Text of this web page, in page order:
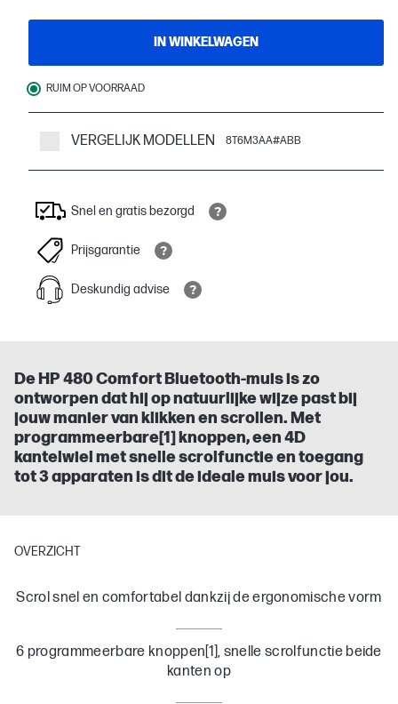
IN WINKELWAGEN
RUIM OP VOORRAAD
VERGELIJK MODELLEN 8T6M3AA#ABB
Snel en gratis bezorgd
Prijsgarantie
Deskundig advise
De HP 480 Comfort Bluetooth-muis is zo
ontworpen dat hij op natuurlijke wijze past bij
jouw manier van klikken en scrollen. Met
programmeerbare[1] knoppen, een 4D
kantelwiel met snelle scrolfunctie en toegang
tot 3 apparaten is dit de ideale muis voor jou.
OVERZICHT
Scrol snel en comfortabel dankzij de ergonomische vorm
6 programmeerbare knoppen[1], snelle scrolfunctie beide
kanten op